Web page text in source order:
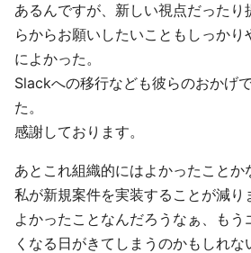
あるんですが、新しい視点だったり
らからお願いしたいこともしっかり
によかった。
Slackへの移行なども彼らのおかげ
た。
感謝しております。
あとこれ組織的にはよかったことか
私が新規案件を実装することが減り
よかったことなんだろうなぁ、も
くなる日がきてしまうのかもしれな